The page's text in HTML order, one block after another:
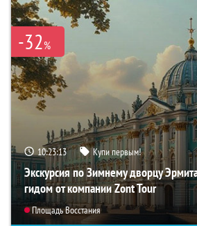
-32%
10:23:12 Купи первым!
Экскурсия по Зимнему дворцу
гидом от компании Zont Tour
Площадь Восстания